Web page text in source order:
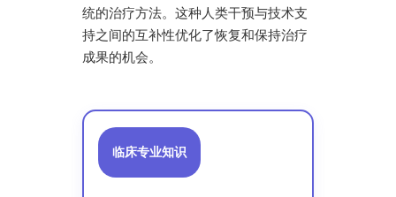
统的治疗方法。这种人类干预与技术支
持之间的互补性优化了恢复和保持治疗
成果的机会。
临床专业知识